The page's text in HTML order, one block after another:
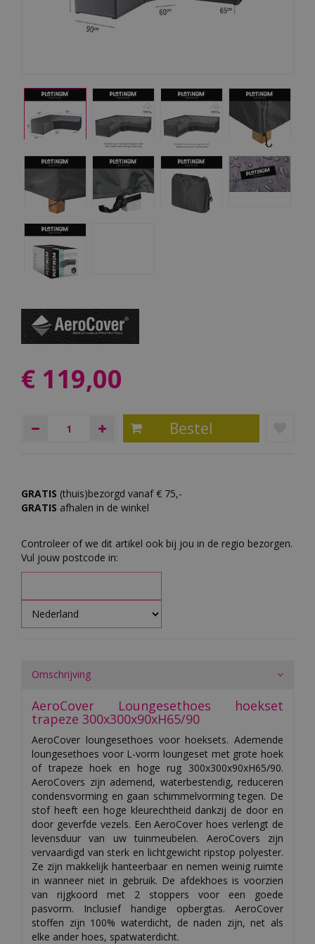
€ 119,00
GRATIS (thuis)bezorgd vanaf € 75,-
GRATIS afhalen in de winkel
Controleer of we dit artikel ook bij jou in de regio bezorgen.
Vul jouw postcode in:
Omschrijving
AeroCover Loungesethoes hoekset
trapeze 300x300x90xH65/90
AeroCover loungesethoes voor hoeksets. Ademende
loungesethoes voor L-vorm loungeset met grote hoek
of trapeze hoek en hoge rug 300x300x90xH65/90.
AeroCovers zijn ademend, waterbestendig, reduceren
condensvorming en gaan schimmelvorming tegen. De
stof heeft een hoge kleurechtheid dankzij de door en
door geverfde vezels. Een AeroCover hoes verlengt de
levensduur van uw tuinmeubelen. AeroCovers zijn
vervaardigd van sterk en lichtgewicht ripstop polyester.
Ze zijn makkelijk hanteerbaar en nemen weinig ruimte
in wanneer niet in gebruik. De afdekhoes is voorzien
van rijgkoord met 2 stoppers voor een goede
pasvorm. Inclusief handige opbergtas. AeroCover
stoffen zijn 100% waterdicht, de naden zijn, net als
elke ander hoes, spatwaterdicht.